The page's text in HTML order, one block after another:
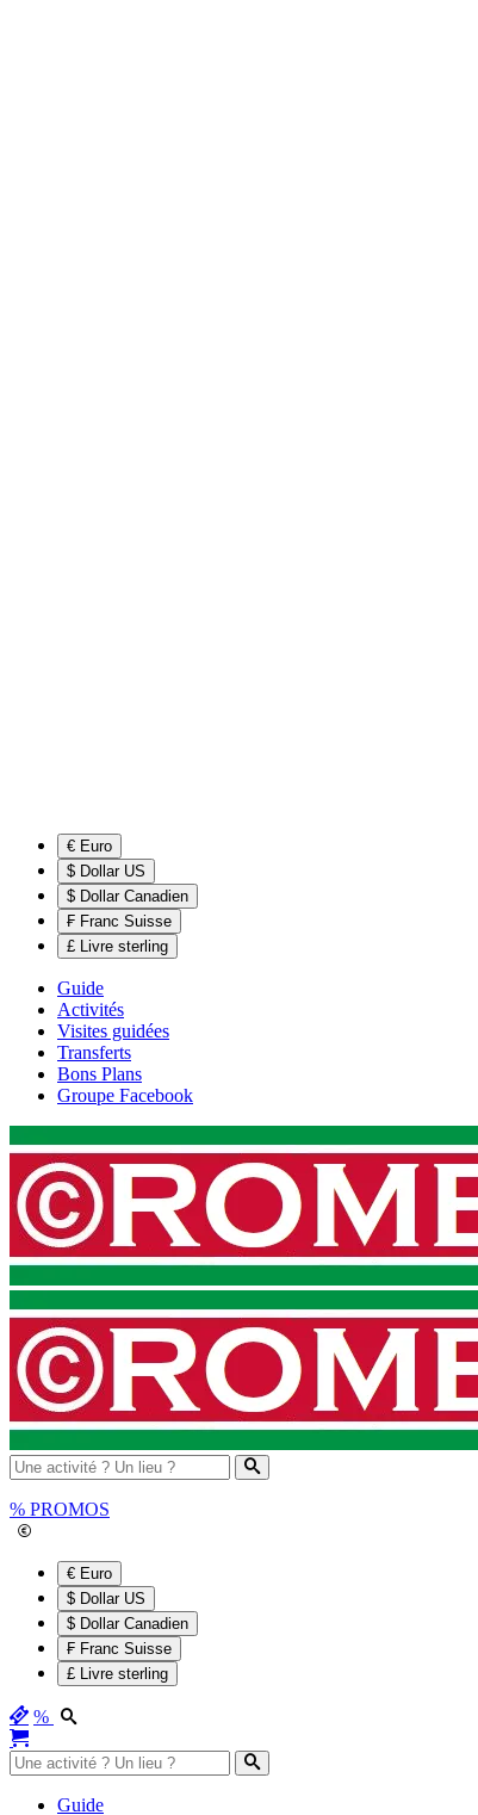
€ Euro
$ Dollar US
$ Dollar Canadien
₣ Franc Suisse
£ Livre sterling
Guide
Activités
Visites guidées
Transferts
Bons Plans
Groupe Facebook
% PROMOS
€ Euro
$ Dollar US
$ Dollar Canadien
₣ Franc Suisse
£ Livre sterling
%
Guide